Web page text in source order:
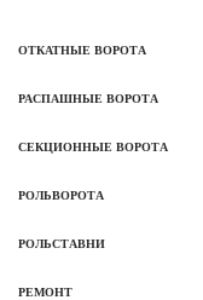
ОТКАТНЫЕ ВОРОТА
РАСПАШНЫЕ ВОРОТА
СЕКЦИОННЫЕ ВОРОТА
РОЛЬВОРОТА
РОЛЬСТАВНИ
РЕМОНТ